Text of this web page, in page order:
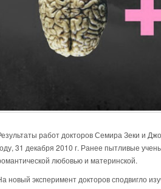
работ докторов Семира Зеки и
31 декабря 2010 г. Ранее пытливые
любовью и материнской.
новый эксперимент докторов сподвигло